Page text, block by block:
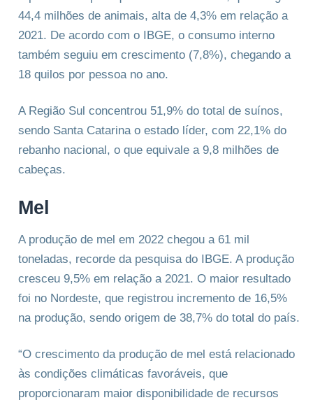
44,4 milhões de animais, alta de 4,3% em relação a
2021. De acordo com o IBGE, o consumo interno
também seguiu em crescimento (7,8%), chegando a
18 quilos por pessoa no ano.
A Região Sul concentrou 51,9% do total de suínos,
sendo Santa Catarina o estado líder, com 22,1% do
rebanho nacional, o que equivale a 9,8 milhões de
cabeças.
Mel
A produção de mel em 2022 chegou a 61 mil
toneladas, recorde da pesquisa do IBGE. A produção
cresceu 9,5% em relação a 2021. O maior resultado
foi no Nordeste, que registrou incremento de 16,5%
na produção, sendo origem de 38,7% do total do país.
“O crescimento da produção de mel está relacionado
às condições climáticas favoráveis, que
proporcionaram maior disponibilidade de recursos